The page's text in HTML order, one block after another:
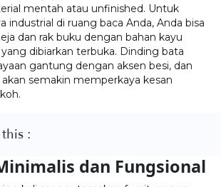
mentah atau unfinished. Untuk
industrial di ruang baca Anda, Anda bisa
dan rak buku dengan bahan kayu
dibiarkan terbuka. Dinding bata
gantung dengan aksen besi, dan
semakin memperkaya kesan
:
dan Fungsional